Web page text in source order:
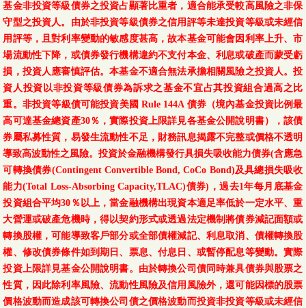
基金非投資等級債券之投資占顯著比重者，適合能承受較高風險之非保
守型之投資人。由於非投資等級債券之信用評等未達投資等級或未經信
用評等，且對利率變動的敏感度甚高，故本基金可能會因利率上升、市
場流動性下降，或債券發行機構違約不支付本金、利息或破產而蒙受虧
損，投資人應審慎評估。本基金不適合無法承擔相關風險之投資人。投
資人投資以非投資等級債券為訴求之基金不宜占其投資組合過高之比
重。非投資等級債可能投資美國 Rule 144A 債券（境內基金投資比例最
高可達基金總資產30％，實際投資上限詳見各基金公開說明書），該債
券屬私募性質，易發生流動性不足，財務訊息揭露不完整或價格不透明
導致高波動性之風險。投資於金融機構發行具損失吸收能力債券(含應急
可轉換債券(Contingent Convertible Bond, CoCo Bond)及具總損失吸收
能力(Total Loss-Absorbing Capacity,TLAC)債券)，過去1年每月底基金
投資組合平均30％以上，當金融機構出現資本適足率低於一定水平、重
大營運或破產危機時，得以契約形式或透過法定機制將債券減記面額或
轉換股權，可能導致客戶部分或全部債權減記、利息取消、債權轉換股
權、修改債券條件如到期日、票息、付息日、或暫停配息等變動。實際
投資上限詳見基金公開說明書。由於轉換公司債同時兼具債券與股票之
性質，因此除利率風險、流動性風險及信用風險外，還可能因標的股票
價格波動而造成該可轉換公司債之價格波動而投資非投資等級或未經信